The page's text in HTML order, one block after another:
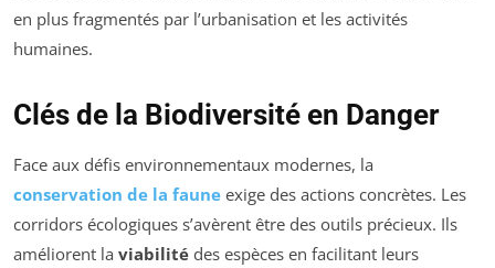
en plus fragmentés par l’urbanisation et les activités
humaines.
Clés de la Biodiversité en Danger
Face aux défis environnementaux modernes, la
conservation de la faune exige des actions concrètes. Les
corridors écologiques s’avèrent être des outils précieux. Ils
améliorent la viabilité des espèces en facilitant leurs